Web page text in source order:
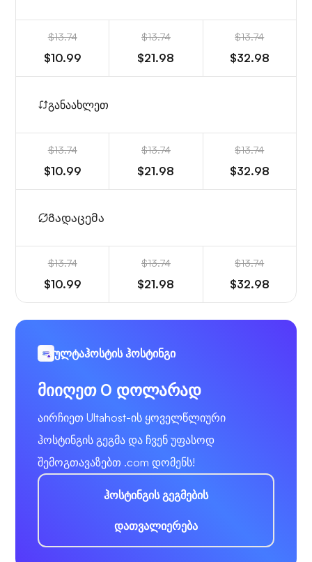
$13.74
$10.99
$13.74
$21.98
$13.74
$32.98
განაახლეთ
$13.74
$10.99
$13.74
$21.98
$13.74
$32.98
Გადაცემა
$13.74
$10.99
$13.74
$21.98
$13.74
$32.98
ულტაჰოსტის ჰოსტინგი
მიიღეთ 0 დოლარად
აირჩიეთ Ultahost-ის ყოველწლიური
ჰოსტინგის გეგმა და ჩვენ უფასოდ
შემოგთავაზებთ .com დომენს!
ჰოსტინგის გეგმების
დათვალიერება